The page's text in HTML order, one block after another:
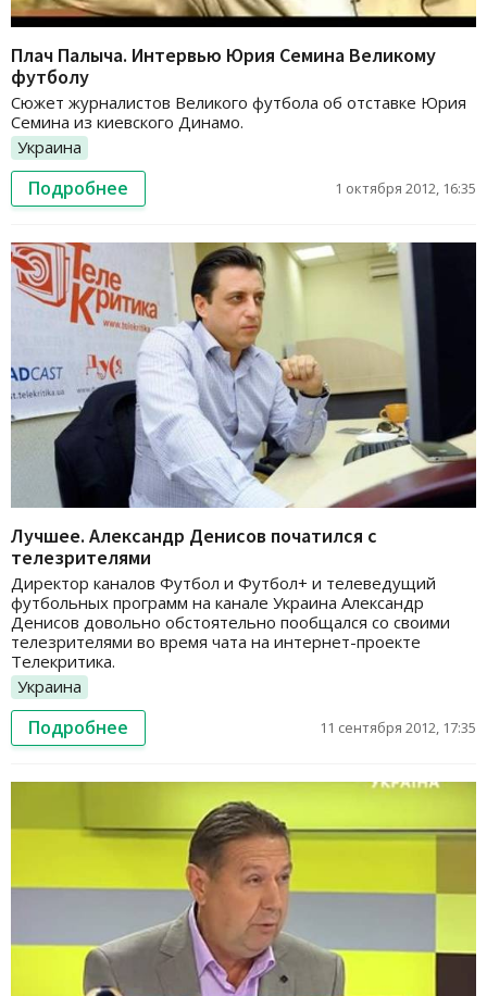
Плач Палыча. Интервью Юрия Семина Великому
футболу
Сюжет журналистов Великого футбола об отставке Юрия
Семина из киевского Динамо.
Украина
Подробнее 1 октября 2012, 16:35
Лучшее. Александр Денисов початился с
телезрителями
Директор каналов Футбол и Футбол+ и телеведущий
футбольных программ на канале Украина Александр
Денисов довольно обстоятельно пообщался со своими
телезрителями во время чата на интернет-проекте
Телекритика.
Украина
Подробнее 11 сентября 2012, 17:35